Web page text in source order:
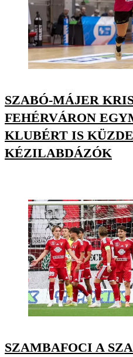
SZABÓ-MÁJER
FEHÉRVÁRON
KLUBÉRT IS
KÉZILABDÁZÓK
SZAMBAFOCI A